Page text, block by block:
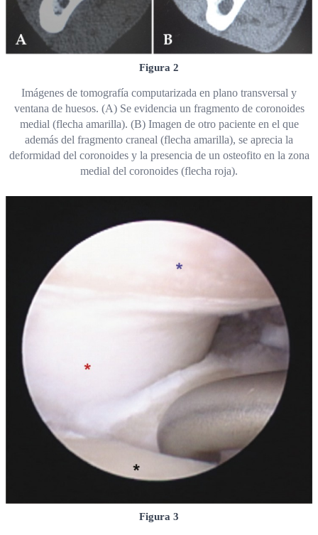
Figura 2
Imágenes de tomografía computarizada en plano transversal y
ventana de huesos. (A) Se evidencia un fragmento de coronoides
medial (flecha amarilla). (B) Imagen de otro paciente en el que
además del fragmento craneal (flecha amarilla), se aprecia la
deformidad del coronoides y la presencia de un osteofito en la zona
medial del coronoides (flecha roja).
Figura 3